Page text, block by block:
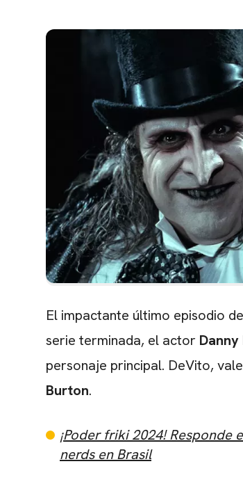
El impactante último episodio de
serie terminada, el actor
personaje principal. DeVito,
Burton.
¡Poder friki 2024! Responde
nerds en Brasil